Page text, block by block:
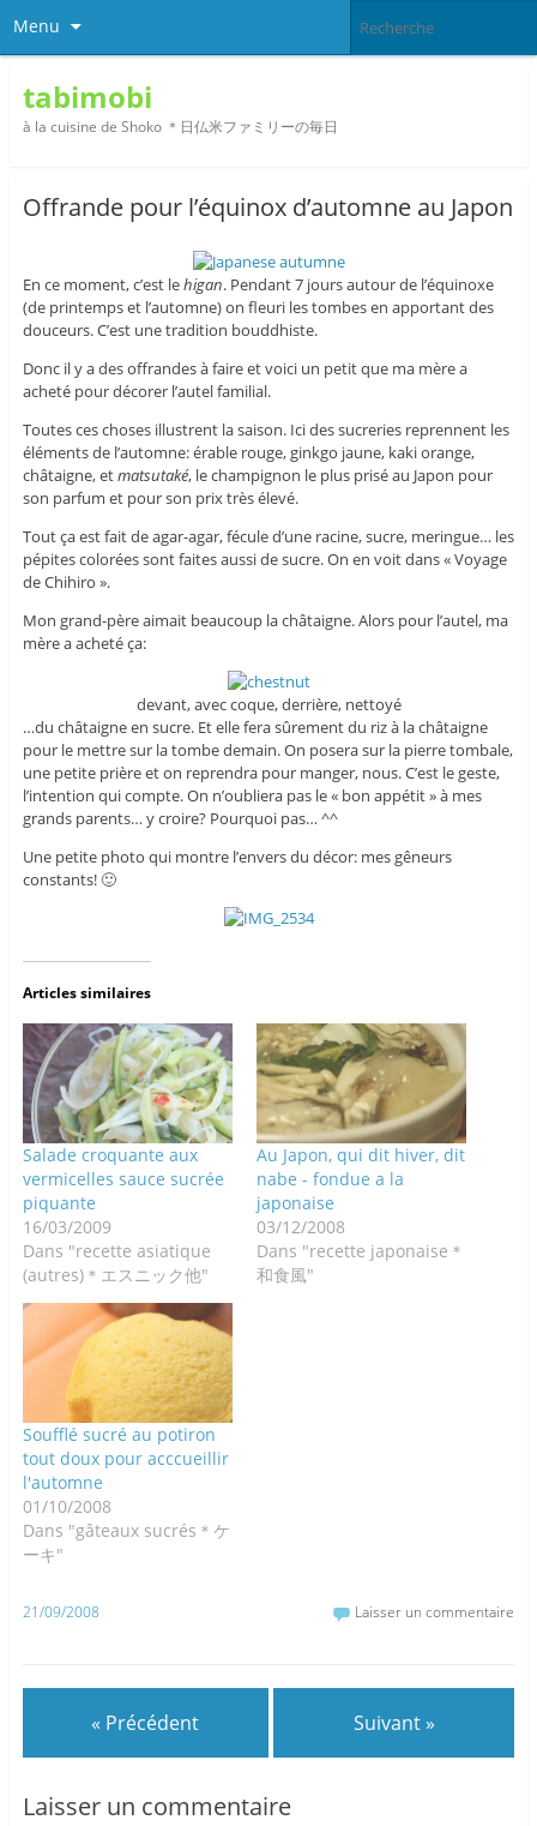
Menu
tabimobi
à la cuisine de Shoko ＊日仏米ファミリーの毎日
Offrande pour l’équinox d’automne au Japon
En ce moment, c’est lehigan. Pendant 7 jours autour de l’équinoxe
(de printemps et l’automne) on fleuri les tombes en apportant des
douceurs. C’est une tradition bouddhiste.
Donc il y a des offrandes à faire et voici un petit que ma mère a
acheté pour décorer l’autel familial.
Toutes ces choses illustrent la saison. Ici des sucreries reprennent les
éléments de l’automne: érable rouge, ginkgo jaune, kaki orange,
châtaigne, etmatsutaké, le champignon le plus prisé au Japon pour
son parfum et pour son prix très élevé.
Tout ça est fait de agar-agar, fécule d’une racine, sucre, meringue… les
pépites colorées sont faites aussi de sucre. On en voit dans « Voyage
de Chihiro ».
Mon grand-père aimait beaucoup la châtaigne. Alors pour l’autel, ma
mère a acheté ça:
devant, avec coque, derrière, nettoyé
…du châtaigne en sucre. Et elle fera sûrement du riz à la châtaigne
pour le mettre sur la tombe demain. On posera sur la pierre tombale,
une petite prière et on reprendra pour manger, nous. C’est le geste,
l’intention qui compte. On n’oubliera pas le « bon appétit » à mes
grands parents… y croire? Pourquoi pas… ^^
Une petite photo qui montre l’envers du décor: mes gêneurs
constants! 🙂
Articles similaires
Salade croquante aux
vermicelles sauce sucrée
piquante
16/03/2009
Dans "recette asiatique
(autres)＊エスニック他"
Au Japon, qui dit hiver, dit
nabe - fondue a la
japonaise
03/12/2008
Dans "recette japonaise＊
和食風"
Soufflé sucré au potiron
tout doux pour acccueillir
l'automne
01/10/2008
Dans "gâteaux sucrés＊ケ
ーキ"
21/09/2008 Laisser un commentaire
« Précédent Suivant »
Laisser un commentaire